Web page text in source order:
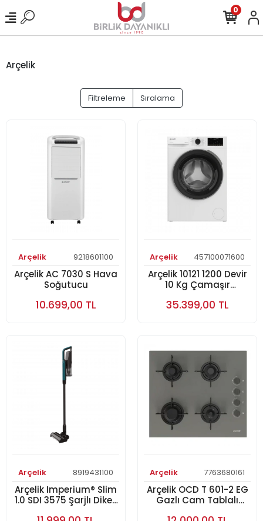
0
Arçelik
Filtreleme Sıralama
Arçelik 9218601100
Arçelik AC 7030 S Hava
Soğutucu
10.699,00 TL
Arçelik 457100071600
Arçelik 10121 1200 Devir
10 Kg Çamaşır
35.399,00 TL
Arçelik 8919431100
Arçelik Imperium® Slim
1.0 SDI 3575 Şarjlı Dikey
Arçelik 7763680161
Arçelik OCD T 601-2 EG
Gazlı Cam Tablalı